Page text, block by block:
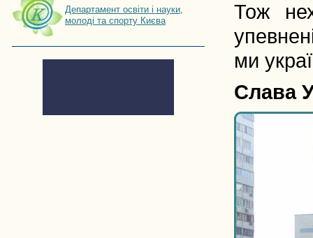
Департамент освіти і науки,
молоді та спорту Києва
Тож
ми
Слава